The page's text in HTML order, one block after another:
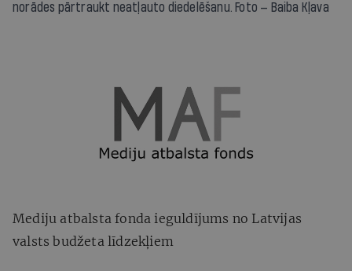
norādes pārtraukt neatļauto diedelēšanu. Foto — Baiba Kļava
Mediju atbalsta fonda ieguldījums no Latvijas
valsts budžeta līdzekļiem